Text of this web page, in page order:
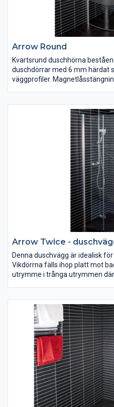
Arrow Round
Kvartsrund duschhörna
duschdörrar med 6 mm härdat
väggprofiler.
Arrow Twice -
Denna duschvägg är idealisk
Vikdörrna fälls ihop platt mot
utrymme i trånga utrymmen
säkerhetsglas, silverblanka
med gummistopp,
Ställbar 20 mm i sidled.